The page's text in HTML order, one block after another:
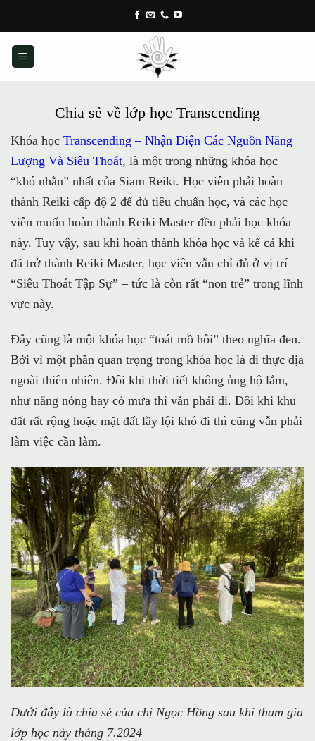
content
Chia sẻ về lớp học Transcending
Khóa học Transcending – Nhận Diện Các Nguồn Năng
Lượng Và Siêu Thoát, là một trong những khóa học
“khó nhằn” nhất của Siam Reiki. Học viên phải hoàn
thành Reiki cấp độ 2 để đủ tiêu chuẩn học, và các học
viên muốn hoàn thành Reiki Master đều phải học khóa
này. Tuy vậy, sau khi hoàn thành khóa học và kể cả khi
đã trở thành Reiki Master, học viên vẫn chỉ đủ ở vị trí
“Siêu Thoát Tập Sự” – tức là còn rất “non trẻ” trong lĩnh
vực này.
Đây cũng là một khóa học “toát mồ hôi” theo nghĩa đen.
Bởi vì một phần quan trọng trong khóa học là đi thực địa
ngoài thiên nhiên. Đôi khi thời tiết không ủng hộ lắm,
như nắng nóng hay có mưa thì vẫn phải đi. Đôi khi khu
đất rất rộng hoặc mặt đất lầy lội khó đi thì cũng vẫn phải
làm việc cần làm.
Dưới đây là chia sẻ của chị Ngọc Hồng sau khi tham gia
lớp học này tháng 7.2024